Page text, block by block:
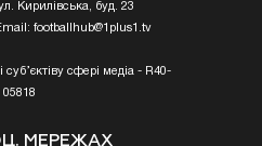
Кирилівська, буд. 23
footballhub@1plus1.tv
суб’єктіву сфері медіа - R40-
05818
МЕРЕЖАХ